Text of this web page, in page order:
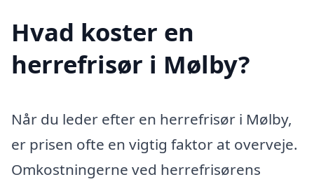
Hvad koster en
herrefrisør i Mølby?
Når du leder efter en herrefrisør i Mølby,
er prisen ofte en vigtig faktor at overveje.
Omkostningerne ved herrefrisørens